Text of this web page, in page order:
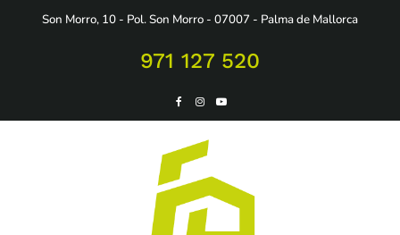
Son Morro, 10 - Pol. Son Morro - 07007 - Palma de Mallorca
971 127 520